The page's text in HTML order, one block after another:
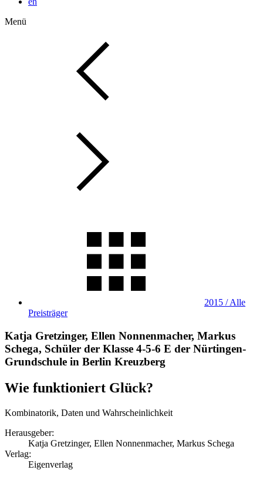
Menü
2015 / Alle
Preisträger
Katja Gretzinger, Ellen Nonnenmacher, Markus
Schega, Schüler der Klasse 4-5-6 E der Nürtingen-
Grundschule in Berlin Kreuzberg
Wie funktioniert Glück?
Kombinatorik, Daten und Wahrscheinlichkeit
Herausgeber:
Katja Gretzinger, Ellen Nonnenmacher, Markus Schega
Verlag:
Eigenverlag